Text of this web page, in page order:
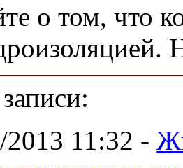
о том, что
11:32 -